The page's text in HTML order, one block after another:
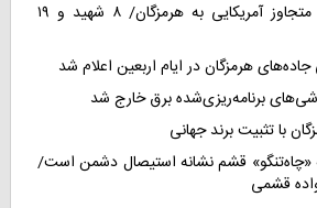
ادامه حملات نیروهای متجاوز آمریکایی به هرمزگان/ ۸ شهید و ۱۹
هرمزگان در ایام اربعین اعلام شد
برنامه‌ریزی‌شده برق خارج شد
با تثبیت برند جهانی
«چاه‌تنگو» قشم نشانه استیصال دشمن است/